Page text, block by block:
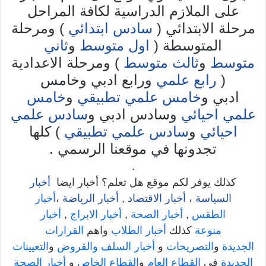
على الملازم الدراسية لكافة المراحل
مرحلة الابتدائي ( سادس ابتدائي ) ومرحلة
المتوسطة ( اول متوسط وثاني
متوسط وثالث متوسط ) ومرحلة الاعدادية
( رابع علمي ورابع ادبي وخامس
ادبي وخامس علمي تطبيقي وخامس
علمي احيائي وسادس ادبي وسادس علمي
احيائي وسادس علمي تطبيقي ) كلها
تجدونها في موقعنا الرسمي .
.
كذلك يوفر لكم موقع هل تعلم؟ أخبار ايضا أخبار
السياسة ، أخبار الاقتصاد , أخبار الرياضة ،أخبار
الطقس , أخبار الصحة , أخبار الابراج , أخبار
منوعة كذلك أخبار الطلاب واهم القرارات
الجديدة والتصريحات و أخبار السلف والقروض والتعيينات
الجديدة في القطاع العام والقطاع الخاص و أخبار الصحة